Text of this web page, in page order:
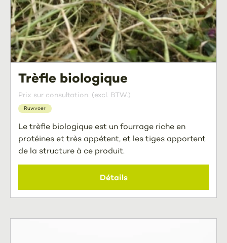
Trèfle biologique
Prix sur consultation. (excl. BTW.)
Ruwvoer
Le trèfle biologique est un fourrage riche en
protéines et très appétent, et les tiges apportent
de la structure à ce produit.
Détails